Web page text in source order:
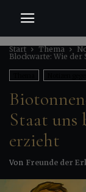
Start Thema
Blockwarte: Wie der
Staat
erzieht
Von Freunde der